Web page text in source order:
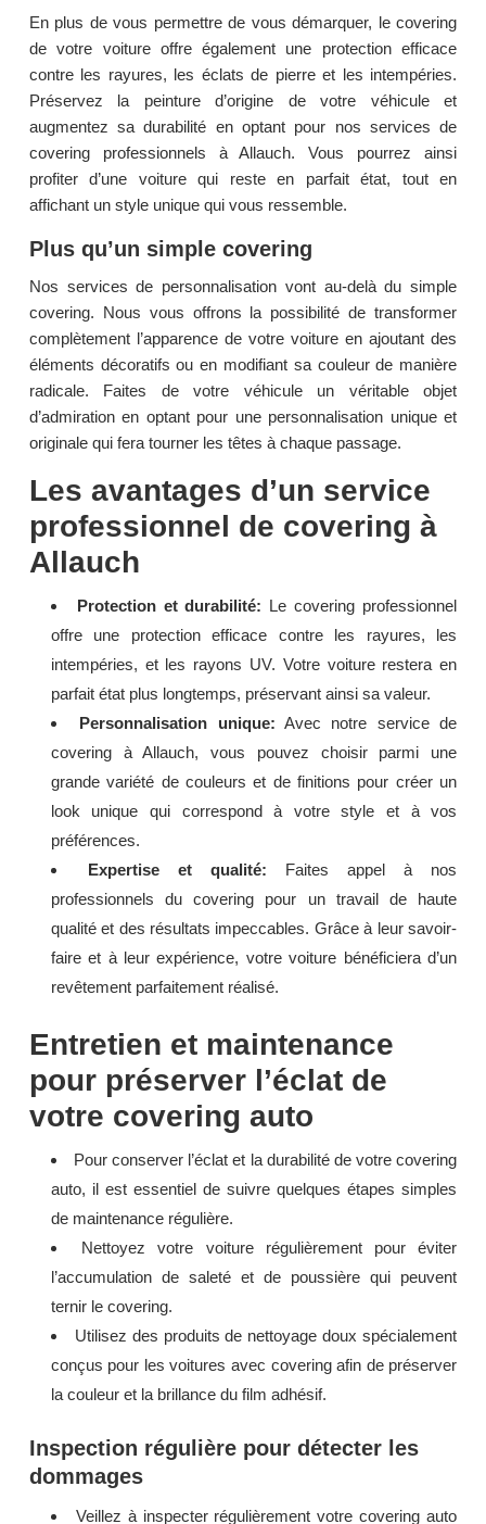
En plus de vous permettre de vous démarquer, le covering
de votre voiture offre également une protection efficace
contre les rayures, les éclats de pierre et les intempéries.
Préservez la peinture d’origine de votre véhicule et
augmentez sa durabilité en optant pour nos services de
covering professionnels à Allauch. Vous pourrez ainsi
profiter d’une voiture qui reste en parfait état, tout en
affichant un style unique qui vous ressemble.
Plus qu’un simple covering
Nos services de personnalisation vont au-delà du simple
covering. Nous vous offrons la possibilité de transformer
complètement l’apparence de votre voiture en ajoutant des
éléments décoratifs ou en modifiant sa couleur de manière
radicale. Faites de votre véhicule un véritable objet
d’admiration en optant pour une personnalisation unique et
originale qui fera tourner les têtes à chaque passage.
Les avantages d’un service
professionnel de covering à
Allauch
Protection et durabilité: Le covering professionnel
offre une protection efficace contre les rayures, les
intempéries, et les rayons UV. Votre voiture restera en
parfait état plus longtemps, préservant ainsi sa valeur.
Personnalisation unique: Avec notre service de
covering à Allauch, vous pouvez choisir parmi une
grande variété de couleurs et de finitions pour créer un
look unique qui correspond à votre style et à vos
préférences.
Expertise et qualité: Faites appel à nos
professionnels du covering pour un travail de haute
qualité et des résultats impeccables. Grâce à leur savoir-
faire et à leur expérience, votre voiture bénéficiera d’un
revêtement parfaitement réalisé.
Entretien et maintenance
pour préserver l’éclat de
votre covering auto
Pour conserver l’éclat et la durabilité de votre covering
auto, il est essentiel de suivre quelques étapes simples
de maintenance régulière.
Nettoyez votre voiture régulièrement pour éviter
l’accumulation de saleté et de poussière qui peuvent
ternir le covering.
Utilisez des produits de nettoyage doux spécialement
conçus pour les voitures avec covering afin de préserver
la couleur et la brillance du film adhésif.
Inspection régulière pour détecter les
dommages
Veillez à inspecter régulièrement votre covering auto